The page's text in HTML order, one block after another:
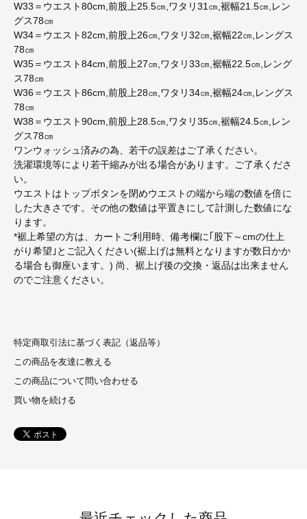
W33＝ウエスト80cm,前股上25.5㎝,ワタリ31㎝,裾幅21.5㎝,レン
グス78㎝
W34＝ウエスト82cm,前股上26㎝,ワタリ32㎝,裾幅22㎝,レングス
78㎝
W35＝ウエスト84cm,前股上27㎝,ワタリ33㎝,裾幅22.5㎝,レング
ス78㎝
W36＝ウエスト86cm,前股上28㎝,ワタリ34㎝,裾幅24㎝,レングス
78㎝
W38＝ウエスト90cm,前股上28.5㎝,ワタリ35㎝,裾幅24.5㎝,レン
グス78㎝
ワンウォッシュ済みの為、若干の誤差はご了承ください。
洗濯環境等により若干縮みが出る場合があります。ご了承くださ
い。
ウエストはトップボタンを閉めウエストの端から端の数値を倍に
した大きさです。その他の数値は平置きにして計測した数値にな
ります。
*裾上希望の方は、カートご利用時、備考欄に｢股下～cmの仕上
がり希望｣とご記入ください(裾上げは無料となりますが数日かか
る場合も御座います。) 尚、裾上げ後の交換・返品は出来ません
のでご注意ください。
特定商取引法に基づく表記（返品等）
この商品を友達に教える
この商品について問い合わせる
買い物を続ける